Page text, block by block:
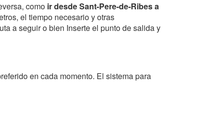
como ir desde Sant-Pere-de-Ribes a
el tiempo necesario y otras
a seguir o bien Inserte el punto de salida y
en cada momento. El sistema para